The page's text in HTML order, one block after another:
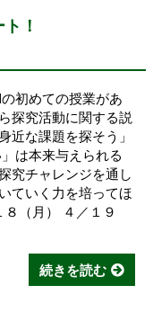
！
初めての授業があ
探究活動に関する説
近な課題を探そう」
は本来与えられる
究チャレンジを通し
ていく力を培ってほ
（月） ４／１９
続きを読む